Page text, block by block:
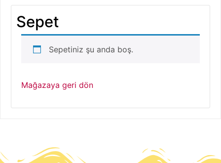
Sepet
Sepetiniz şu anda boş.
Mağazaya geri dön